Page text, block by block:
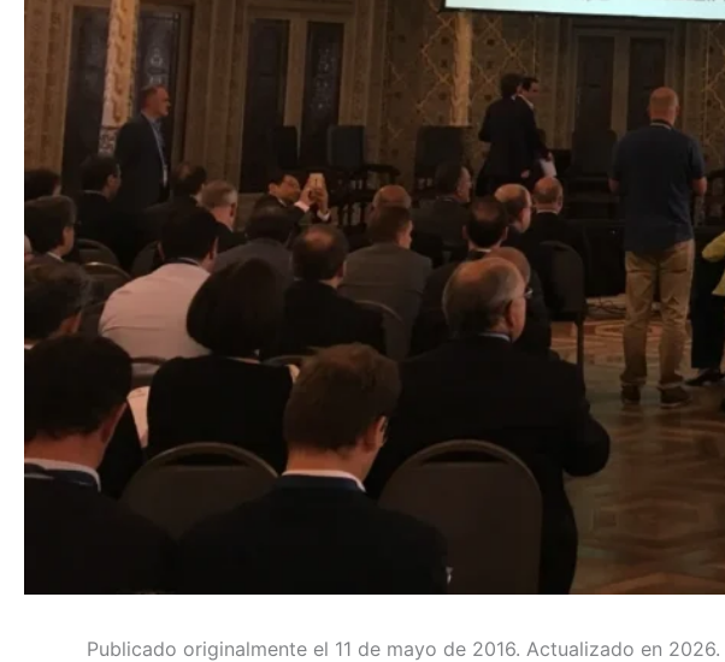
Publicado originalmente el 11 de mayo de 2016. Actualizado en 2026.